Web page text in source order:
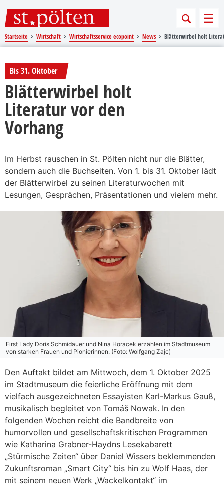
Startseite Wirtschaft Wirtschaftsservice ecopoint News Blätterwirbel holt
Bis 31. Oktober
Blätterwirbel holt
Literatur vor den
Vorhang
Im Herbst rauschen in St. Pölten nicht nur die Blätter,
sondern auch die Buchseiten. Von 1. bis 31. Oktober lädt
der Blätterwirbel zu seinen Literaturwochen mit
Lesungen, Gesprächen, Präsentationen und vielem mehr.
First Lady Doris Schmidauer und Nina Horacek erzählen im Stadtmuseum
von starken Frauen und Pionierinnen. (Foto: Wolfgang Zajc)
Den Auftakt bildet am Mittwoch, dem 1. Oktober 2025
im Stadtmuseum die feierliche Eröffnung mit dem
vielfach ausgezeichneten Essayisten Karl-Markus Gauß,
musikalisch begleitet von Tomáš Nowak. In den
folgenden Wochen reicht die Bandbreite von
humorvollen und gesellschaftskritischen Programmen
wie Katharina Grabner-Haydns Lesekabarett
„Stürmische Zeiten“ über Daniel Wissers beklemmenden
Zukunftsroman „Smart City“ bis hin zu Wolf Haas, der
mit seinem neuen Werk „Wackelkontakt“ im